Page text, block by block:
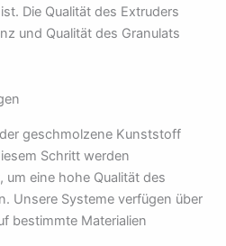
Die Qualität des Extruders
und Qualität des Granulats
geschmolzene Kunststoff
Schritt werden
eine hohe Qualität des
Unsere Systeme verfügen über
bestimmte Materialien